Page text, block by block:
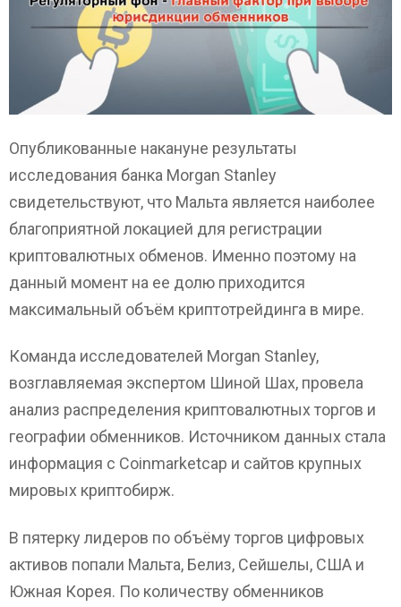
Опубликованные накануне результаты
исследования банка Morgan Stanley
свидетельствуют, что Мальта является наиболее
благоприятной локацией для регистрации
криптовалютных обменов. Именно поэтому на
данный момент на ее долю приходится
максимальный объём криптотрейдинга в мире.
Команда исследователей Morgan Stanley,
возглавляемая экспертом Шиной Шах, провела
анализ распределения криптовалютных торгов и
географии обменников. Источником данных стала
информация с Coinmarketcap и сайтов крупных
мировых криптобирж.
В пятерку лидеров по объёму торгов цифровых
активов попали Мальта, Белиз, Сейшелы, США и
Южная Корея. По количеству обменников